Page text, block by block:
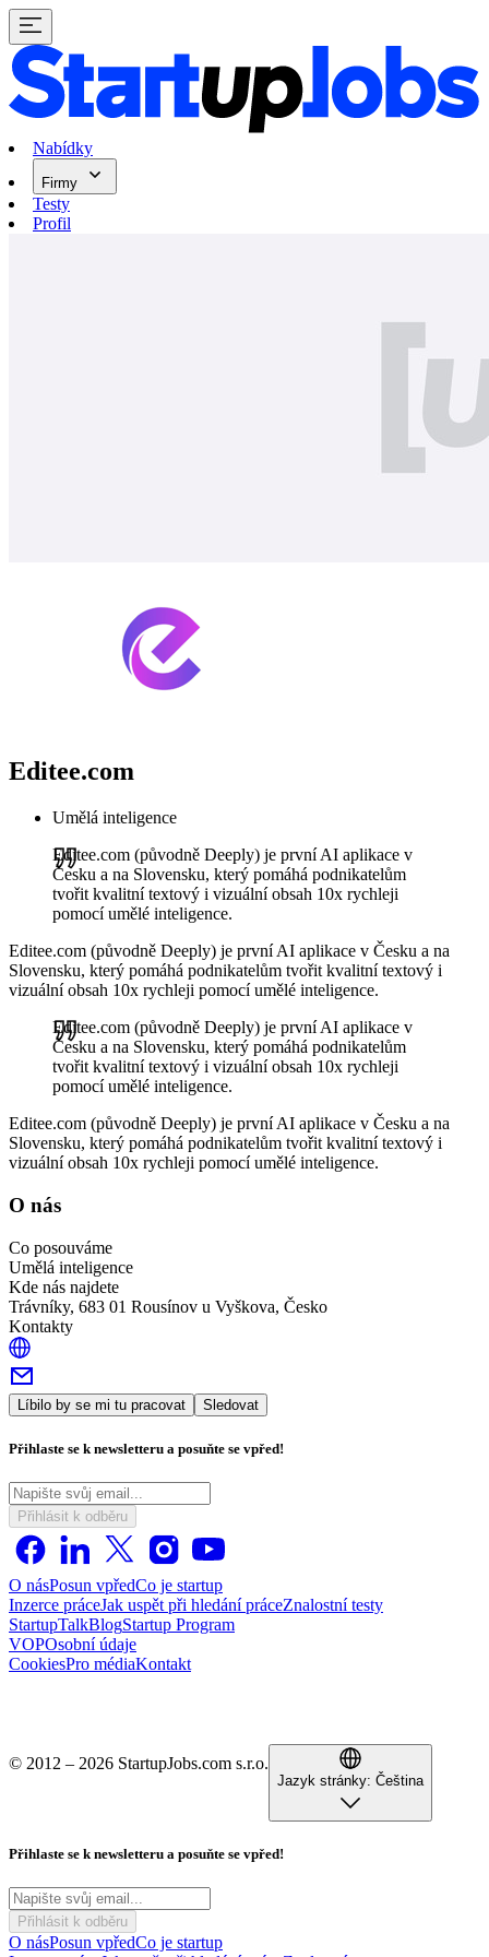
Nabídky
Firmy
Testy
Profil
Editee.com
Umělá inteligence
Editee.com (původně Deeply) je první AI aplikace v
Česku a na Slovensku, který pomáhá podnikatelům
tvořit kvalitní textový i vizuální obsah 10x rychleji
pomocí umělé inteligence.
Editee.com (původně Deeply) je první AI aplikace v Česku a na
Slovensku, který pomáhá podnikatelům tvořit kvalitní textový i
vizuální obsah 10x rychleji pomocí umělé inteligence.
Editee.com (původně Deeply) je první AI aplikace v
Česku a na Slovensku, který pomáhá podnikatelům
tvořit kvalitní textový i vizuální obsah 10x rychleji
pomocí umělé inteligence.
Editee.com (původně Deeply) je první AI aplikace v Česku a na
Slovensku, který pomáhá podnikatelům tvořit kvalitní textový i
vizuální obsah 10x rychleji pomocí umělé inteligence.
O nás
Co posouváme
Umělá inteligence
Kde nás najdete
Trávníky, 683 01 Rousínov u Vyškova, Česko
Kontakty
Líbilo by se mi tu pracovat Sledovat
Přihlaste se k newsletteru a posuňte se vpřed!
Přihlásit k odběru
O násPosun vpředCo je startup
Inzerce práceJak uspět při hledání práceZnalostní testy
StartupTalkBlogStartup Program
VOPOsobní údaje
CookiesPro médiaKontakt
© 2012 – 2026 StartupJobs.com s.r.o.
Jazyk stránky: Čeština
Přihlaste se k newsletteru a posuňte se vpřed!
Přihlásit k odběru
O násPosun vpředCo je startup